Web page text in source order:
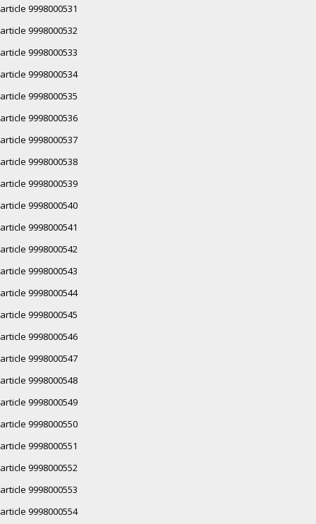
article 9998000531
article 9998000532
article 9998000533
article 9998000534
article 9998000535
article 9998000536
article 9998000537
article 9998000538
article 9998000539
article 9998000540
article 9998000541
article 9998000542
article 9998000543
article 9998000544
article 9998000545
article 9998000546
article 9998000547
article 9998000548
article 9998000549
article 9998000550
article 9998000551
article 9998000552
article 9998000553
article 9998000554